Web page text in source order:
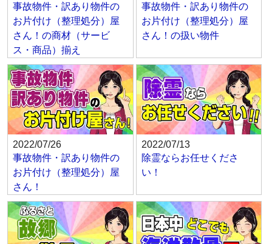
事故物件・訳あり物件の
お片付け（整理処分）屋
さん！の商材（サービ
ス・商品）揃え
事故物件・訳あり物件の
お片付け（整理処分）屋
さん！の扱い物件
2022/07/26
事故物件・訳あり物件の
お片付け（整理処分）屋
さん！
2022/07/13
除霊ならお任せくださ
い！